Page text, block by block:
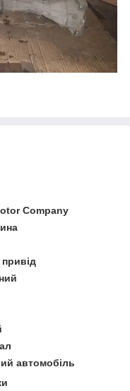
Company
привід
автомобіль